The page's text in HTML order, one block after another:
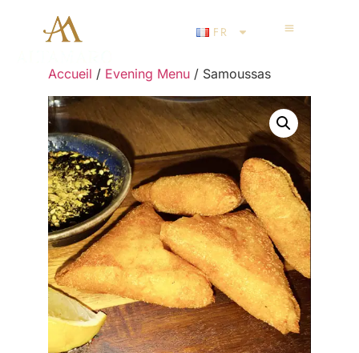
FR
Accueil / Evening Menu / Samoussas